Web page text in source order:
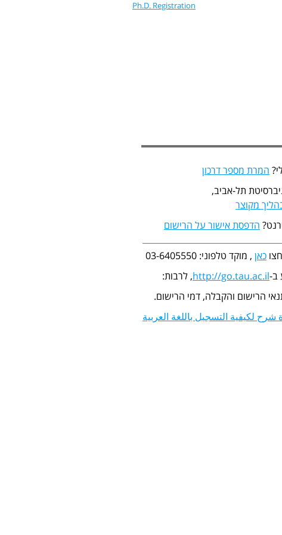
Ph.D. Registration
המרת מספר דרכון
תל-אביב,
מקוצר
הדפסת אישור על הרישום
כאן , מוקד טלפוני: 03-6405550
ב-http://go.tau.ac.il, לרבות:
הרישום והקבלה, דמי הרישום.
شرح لكيفية التسجيل باللغة العربية